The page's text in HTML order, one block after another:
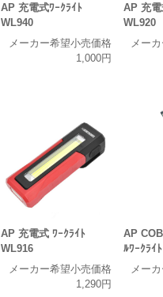
AP 充電式ﾜｰｸﾗｲﾄ
WL940
メーカー希望小売価格
1,000円
AP 充電
WL920
メー
AP 充電式 ﾜｰｸﾗｲﾄ
WL916
メーカー希望小売価格
1,290円
AP
ﾙﾜｰｸﾗｲ
メー